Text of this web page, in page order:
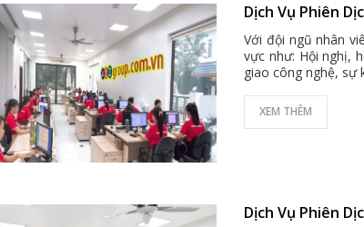
Dịch Vụ Phiên
Với đội ngũ nhân
vực như: Hội nghị,
giao công nghệ, sự
XEM THÊM
Dịch Vụ Phiên